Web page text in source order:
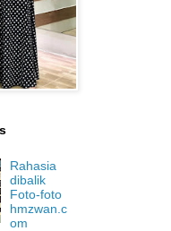
Rahasia
dibalik
Foto-foto
hmzwan.c
om